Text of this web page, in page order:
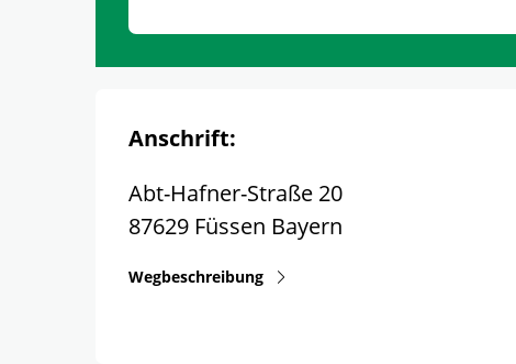
Anschrift:
Abt-Hafner-Straße 20
87629 Füssen Bayern
Wegbeschreibung